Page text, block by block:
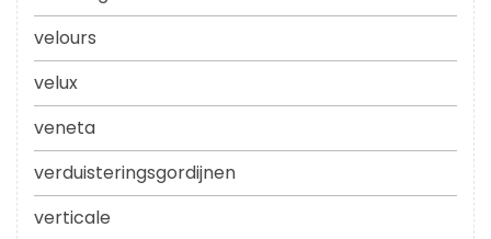
velours
velux
veneta
verduisteringsgordijnen
verticale